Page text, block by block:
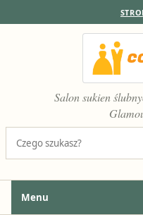
Salon sukien
Menu